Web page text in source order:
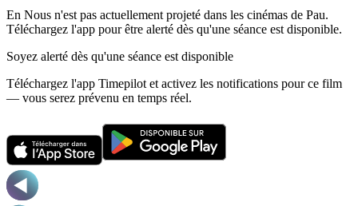
En Nous n'est pas actuellement projeté dans les cinémas de Pau.
Téléchargez l'app pour être alerté dès qu'une séance est disponible.
Soyez alerté dès qu'une séance est disponible
Téléchargez l'app Timepilot et activez les notifications pour ce film
— vous serez prévenu en temps réel.